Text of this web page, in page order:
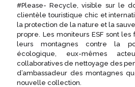
#Please- Recycle, visible sur le
clientèle touristique chic et
la protection de la nature et la
propre. Les moniteurs ESF sont
leurs montagnes contre la
écologique, eux-mêmes
collaboratives de nettoyage des
d’ambassadeur des montagnes
nouvelle collection.